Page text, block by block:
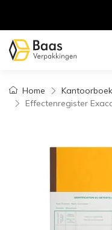
Home
Effectenregister